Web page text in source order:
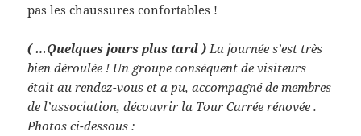
pas les chaussures confortables !
( …Quelques jours plus tard ) La journée s’est très
bien déroulée ! Un groupe conséquent de visiteurs
était au rendez-vous et a pu, accompagné de membres
de l’association, découvrir la Tour Carrée rénovée .
Photos ci-dessous :